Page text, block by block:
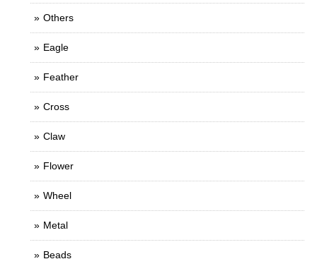
Others
Eagle
Feather
Cross
Claw
Flower
Wheel
Metal
Beads